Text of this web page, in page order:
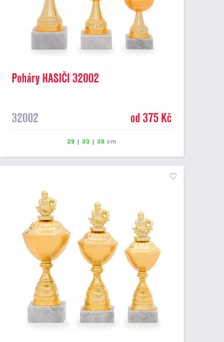
Poháry HASIČI 32002
32002 od 375 Kč
29 | 33| 38 cm